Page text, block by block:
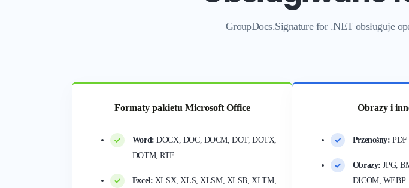
GroupDocs.Signature for .NET obsługuje
Formaty pakietu Microsoft Office
Word: DOCX, DOC, DOCM, DOT, DOTX,
DOTM, RTF
Excel: XLSX, XLS, XLSM, XLSB, XLTM,
Obrazy i
Przenośny: PDF
Obrazy: JPG,
DICOM, WEBP